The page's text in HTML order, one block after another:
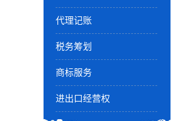
代理记账
税务筹划
商标服务
进出口经营权